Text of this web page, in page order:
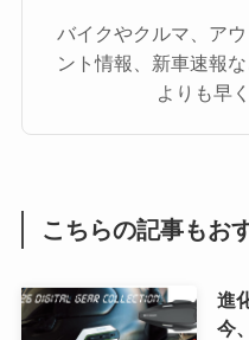
バイクやクルマ、ア
ント情報、新車速報
よりも早
こちらの記事もお
進
今